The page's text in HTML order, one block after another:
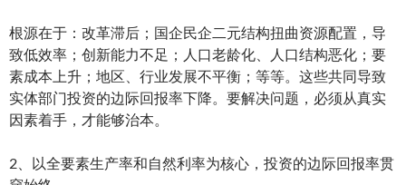
根源在于：改革滞后；国企民企二元结构扭曲资源配置，导
致低效率；创新能力不足；人口老龄化、人口结构恶化；要
素成本上升；地区、行业发展不平衡；等等。这些共同导致
实体部门投资的边际回报率下降。要解决问题，必须从真实
因素着手，才能够治本。
2、以全要素生产率和自然利率为核心，投资的边际回报率贯